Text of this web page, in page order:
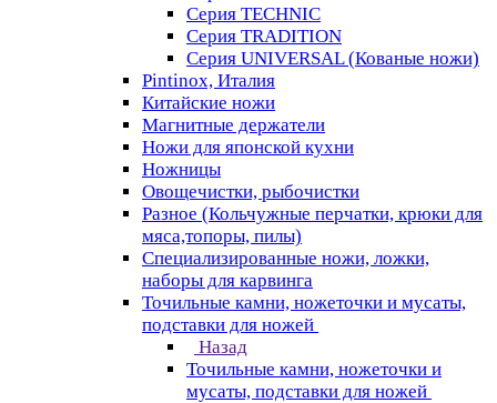
Серия TECHNIC
Серия TRADITION
Серия UNIVERSAL (Кованые ножи)
Pintinox, Италия
Китайские ножи
Магнитные держатели
Ножи для японской кухни
Ножницы
Овощечистки, рыбочистки
Разное (Кольчужные перчатки, крюки для
мяса,топоры, пилы)
Специализированные ножи, ложки,
наборы для карвинга
Точильные камни, ножеточки и мусаты,
подставки для ножей
Назад
Точильные камни, ножеточки и
мусаты, подставки для ножей